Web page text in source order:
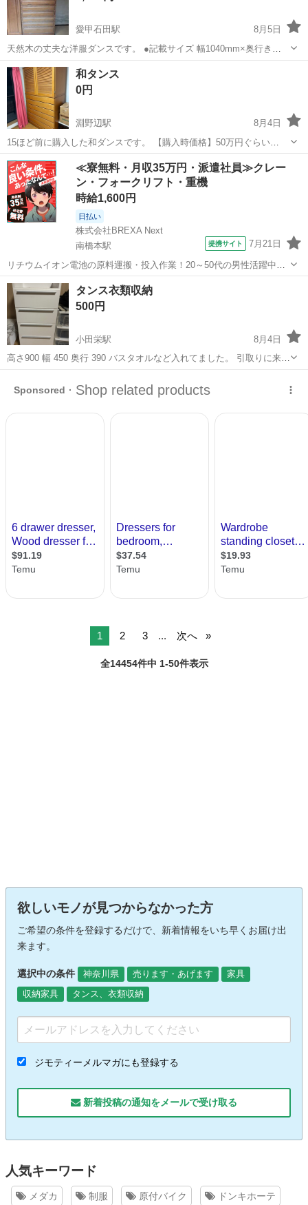
愛甲石田駅
8月5日
天然木の丈夫な洋服ダンスです。 ●記載サイズ 幅1040mm×奥行き
570mm×2029mm ーーーーーーーーーー ※必ず読んで下さい※ 使用し
ていた=中古品な為、画像や文章で確認できない傷や汚れ等ある可能性
がありますがノ...
神奈川 厚木市 愛甲石田駅
和タンス
0円
淵野辺駅
8月4日
15ほど前に購入した和ダンスです。 【購入時価格】50万円ぐらい
【サイズ】縦：190cm、横：119cm、奥行き：60cm （大体です）
【傷などの状態】とくに目立った傷はありません。 【アピールポイン
ト】状態は普通でまだ...
神奈川 相模原市 淵野辺駅 収納家具
≪寮無料・月収35万円・派遣社員≫クレー
ン・フォークリフト・重機
時給1,600円
日払い
株式会社BREXA Next
南橋本駅
提携サイト 7月21日
リチウムイオン電池の原料運搬・投入作業！20～50代の男性活躍中★
ワンルーム寮完備！赴任旅費会社負担！年間休日130日★フォークリフ
ト免許お持ちの方、活躍中！就業先食堂利用可★《神奈川県相模原
市》 人気の工場のお仕事 ◇電...
神奈川 相模原市 南橋本駅
タンス衣類収納
500円
小田栄駅
8月4日
高さ900 幅 450 奥行 390 バスタオルなど入れてました。 引取りに来て
いただける方でお願いします。
1 2 3 ... 次へ
全14454件中 1-50件表示
欲しいモノが見つからなかった方
ご希望の条件を登録するだけで、新着情報をいち早くお届け出
来ます。
選択中の条件 神奈川県 売ります・あげます
家具
収納家具
タンス、衣類収納
ジモティーメルマガにも登録する
新着投稿の通知をメールで受け取る
人気キーワード
メダカ 制服 原付バイク ドンキホーテ